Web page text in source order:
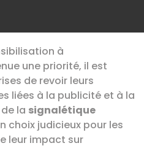
à
une priorité, il est
de revoir leurs
liées à la publicité et à la
la signalétique
choix judicieux pour les
leur impact sur